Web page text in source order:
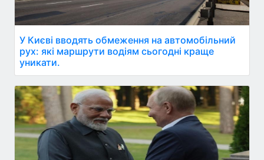
У Києві вводять обмеження на автомобільний
рух: які маршрути водіям сьогодні краще
уникати.